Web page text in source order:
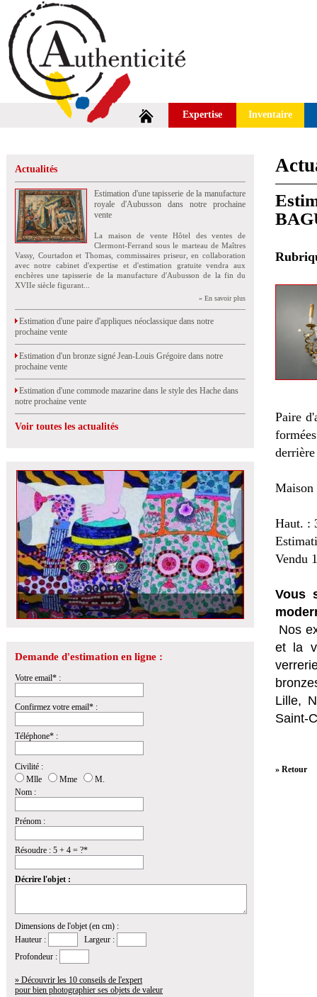
Expertise Inventaire
Actualités
Estimation d'une tapisserie de la manufacture
royale d'Aubusson dans notre prochaine
vente
La maison de vente Hôtel des ventes de
Clermont-Ferrand sous le marteau de Maîtres
Vassy, Courtadon et Thomas, commissaires priseur, en collaboration
avec notre cabinet d'expertise et d'estimation gratuite vendra aux
enchères une tapisserie de la manufacture d'Aubusson de la fin du
XVIIe siècle figurant...
» En savoir plus
Estimation d'une paire d'appliques néoclassique dans notre
prochaine vente
Estimation d'un bronze signé Jean-Louis Grégoire dans notre
prochaine vente
Estimation d'une commode mazarine dans le style des Hache dans
notre prochaine vente
Voir toutes les actualités
Demande d'estimation en ligne :
Votre email* :
Confirmez votre email* :
Téléphone* :
Civilité :
Mlle
Mme
M.
Nom :
Prénom :
Résoudre : 5 + 4 = ?*
Décrire l'objet :
Dimensions de l'objet (en cm) :
Hauteur :
Largeur :
Profondeur :
» Découvrir les 10 conseils de l'expert
pour bien photographier ses objets de valeur
Paire
Haut. :
Vendu
Vous
Nos
et la
Lille,
Saint-
» Retour